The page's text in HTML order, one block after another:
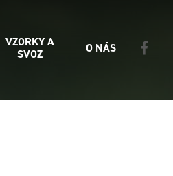
VZORKY A
SVOZ
O NÁS